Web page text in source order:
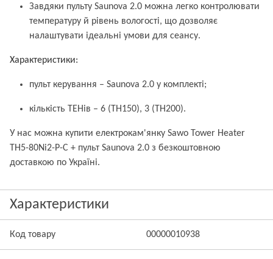
Завдяки пульту Saunova 2.0 можна легко контролювати
температуру й рівень вологості, що дозволяє
налаштувати ідеальні умови для сеансу.
Характеристики:
пульт керування – Saunova 2.0 у комплекті;
кількість ТЕНів – 6 (TH150), 3 (TH200).
У нас можна купити електрокам'янку Sawo Tower Heater
TH5-80Ni2-P-C + пульт Saunova 2.0 з безкоштовною
доставкою по Україні.
Характеристики
Код товару 00000010938